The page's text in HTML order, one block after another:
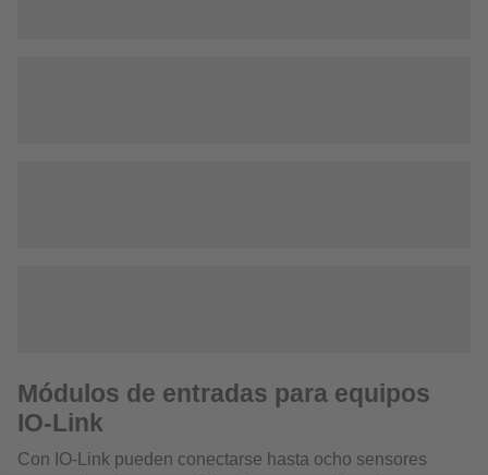
Módulos de entradas para equipos
IO-Link
Con IO-Link pueden conectarse hasta ocho sensores